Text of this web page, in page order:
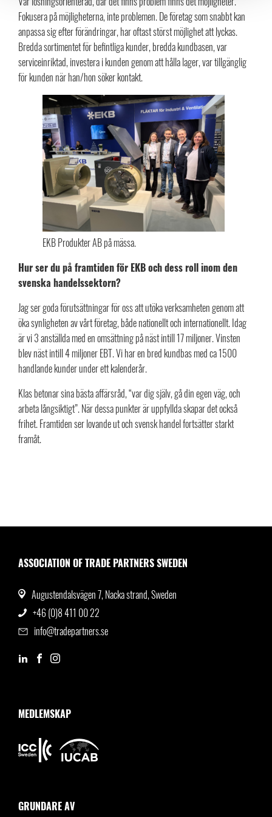
Fokusera på möjligheterna, inte problemen. De företag som snabbt kan
anpassa sig efter förändringar, har oftast störst möjlighet att lyckas.
Bredda sortimentet för befintliga kunder, bredda kundbasen, var
serviceinriktad, investera i kunden genom att hålla lager, var tillgänglig
för kunden när han/hon söker kontakt.
EKB Produkter AB på mässa.
Hur ser du på framtiden för EKB och dess roll inom den
svenska handelssektorn?
Jag ser goda förutsättningar för oss att utöka verksamheten genom att
öka synligheten av vårt företag, både nationellt och internationellt. Idag
är vi 3 anställda med en omsättning på näst intill 17 miljoner. Vinsten
blev näst intill 4 miljoner EBT. Vi har en bred kundbas med ca 1500
handlande kunder under ett kalenderår.
Klas betonar sina bästa affärsråd, “var dig själv, gå din egen väg, och
arbeta långsiktigt”. När dessa punkter är uppfyllda skapar det också
frihet. Framtiden ser lovande ut och svensk handel fortsätter starkt
framåt.
ASSOCIATION OF TRADE PARTNERS SWEDEN
Augustendalsvägen 7, Nacka strand, Sweden
+46 (0)8 411 00 22
info@tradepartners.se
MEDLEMSKAP
GRUNDARE AV